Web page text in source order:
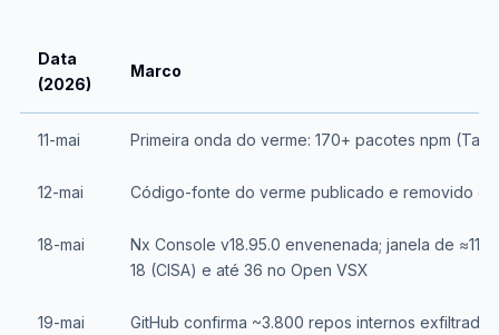
Data
(2026)
Marco
11-mai Primeira onda do verme: 170+ pacotes npm
12-mai Código-fonte do verme publicado e removido do
18-mai
Nx Console v18.95.0 envenenada; janela de ≈11
18 (CISA) e até 36 no Open VSX
19-mai
GitHub confirma ~3.800 repos internos